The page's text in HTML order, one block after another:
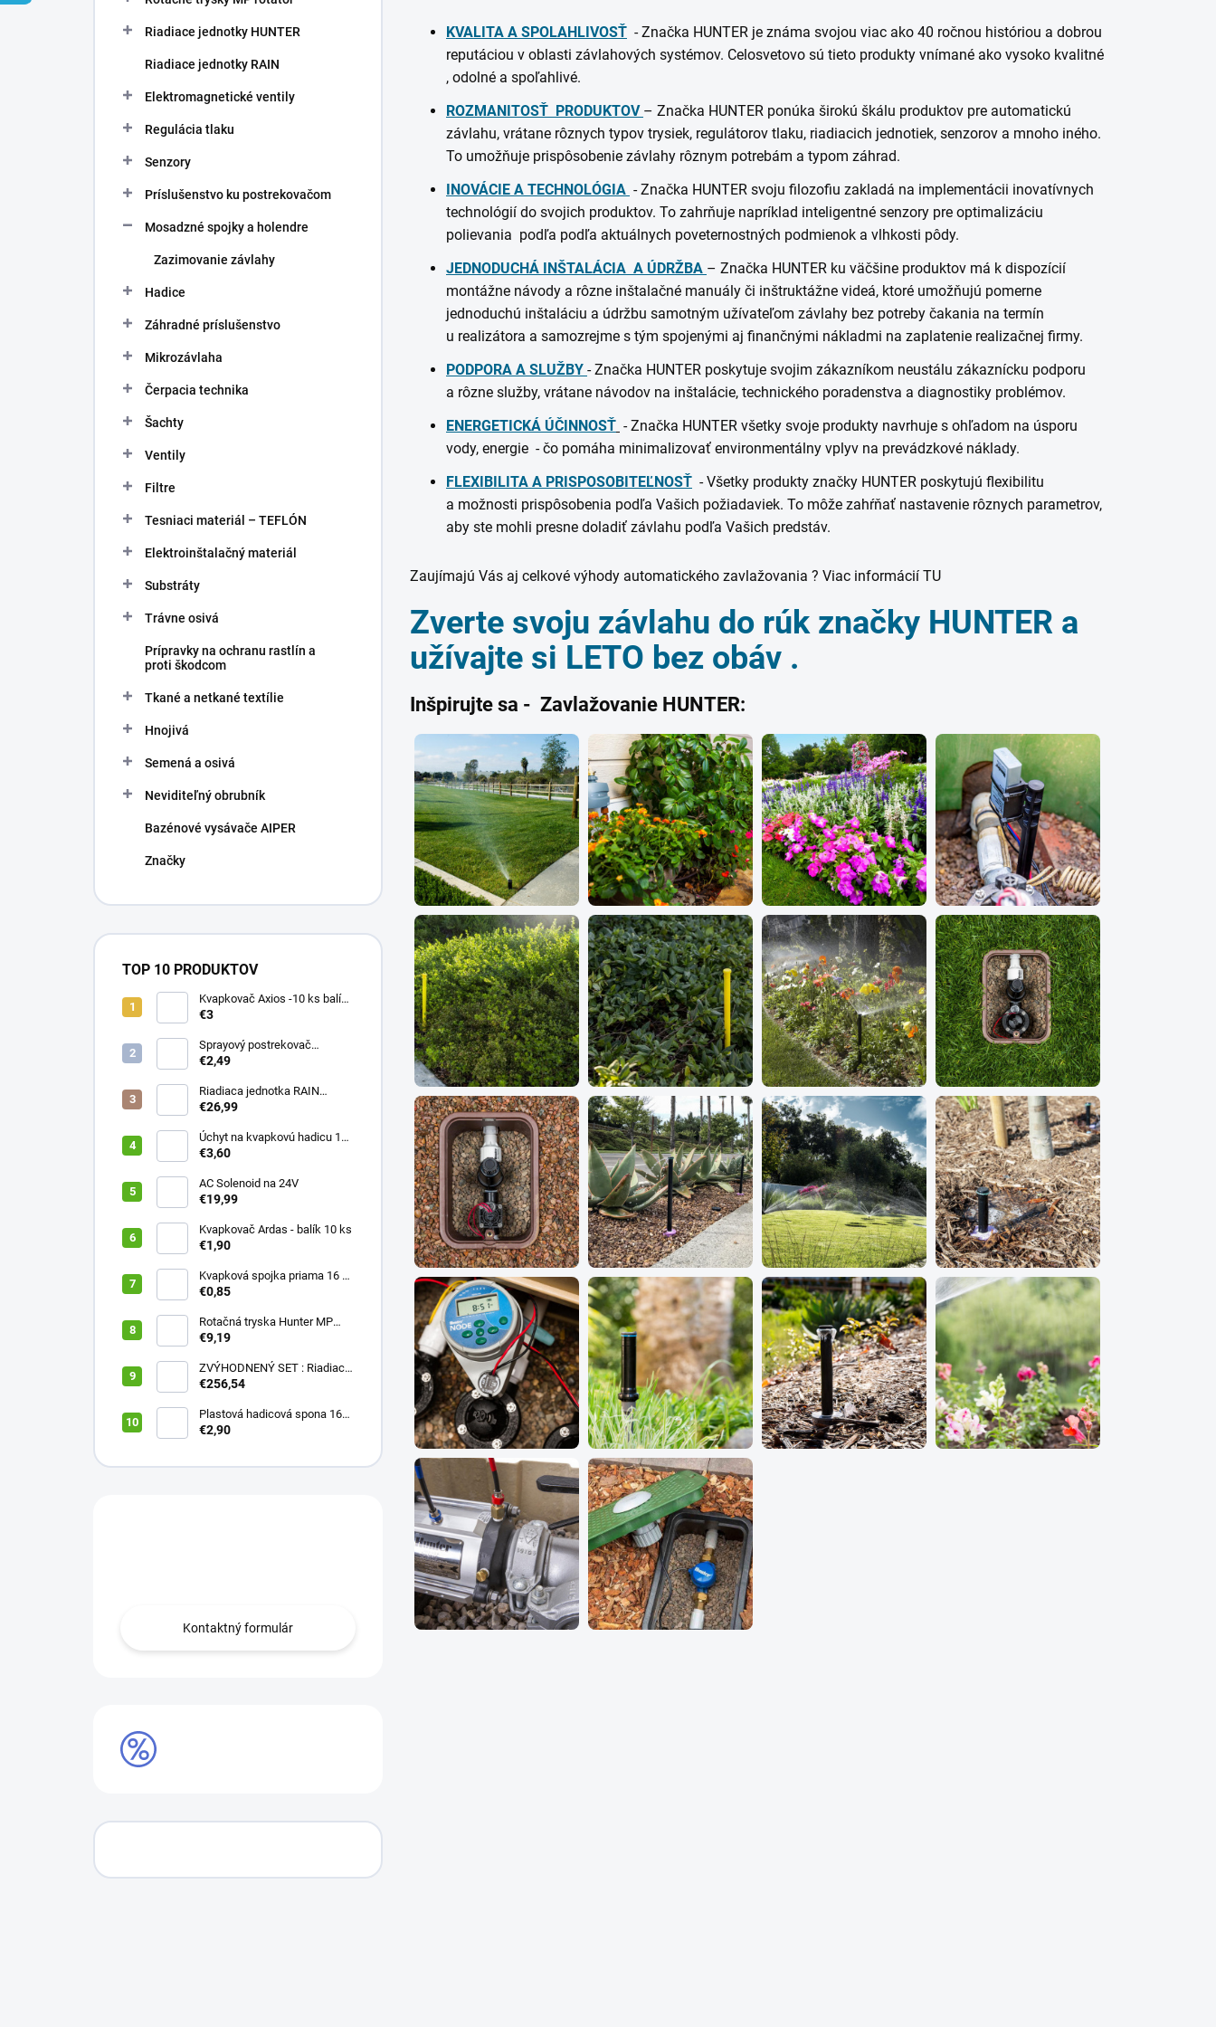
Riadiace jednotky HUNTER
Riadiace jednotky RAIN
Elektromagnetické ventily
Regulácia tlaku
Senzory
Príslušenstvo ku postrekovačom
Mosadzné spojky a holendre
Zazimovanie závlahy
Hadice
Záhradné príslušenstvo
Mikrozávlaha
Čerpacia technika
Šachty
Ventily
Filtre
Tesniaci materiál – TEFLÓN
Elektroinštalačný materiál
Substráty
Trávne osivá
Prípravky na ochranu rastlín a
proti škodcom
Tkané a netkané textílie
Hnojivá
Semená a osivá
Neviditeľný obrubník
Bazénové vysávače AIPER
Značky
TOP 10 PRODUKTOV
Kvapkovač Axios -10 ks balík,
prietok 4 l/h, regulácia tlaku
€3
Sprayový postrekovač
HUNTER Pro Spray 04
€2,49
Riadiaca jednotka RAIN
PRESSURE ZERO
€26,99
Úchyt na kvapkovú hadicu 16-
20 mm ČIERNY (balík 20 ks)
€3,60
AC Solenoid na 24V
€19,99
Kvapkovač Ardas - balík 10 ks
€1,90
Kvapková spojka priama 16 x
16 (balík 10 ks)
€0,85
Rotačná tryska Hunter MP
2000 90
€9,19
ZVÝHODNENÝ SET : Riadiaca
jednotka X2 401E + WAND
€256,54
Plastová hadicová spona 16
mm (balík 10 ks)
€2,90
Kontaktný formulár
KVALITA A SPOLAHLIVOSŤ - Značka HUNTER je známa svojou viac ako 40 ročnou históriou a dobrou
reputáciou v oblasti závlahových systémov. Celosvetovo sú tieto produkty vnímané ako vysoko kvalitné
, odolné a spoľahlivé.
ROZMANITOSŤ PRODUKTOV – Značka HUNTER ponúka širokú škálu produktov pre automatickú
závlahu, vrátane rôznych typov trysiek, regulátorov tlaku, riadiacich jednotiek, senzorov a mnoho iného.
To umožňuje prispôsobenie závlahy rôznym potrebám a typom záhrad.
INOVÁCIE A TECHNOLÓGIA - Značka HUNTER svoju filozofiu zakladá na implementácii inovatívnych
technológií do svojich produktov. To zahrňuje napríklad inteligentné senzory pre optimalizáciu
polievania podľa podľa aktuálnych poveternostných podmienok a vlhkosti pôdy.
JEDNODUCHÁ INŠTALÁCIA A ÚDRŽBA – Značka HUNTER ku väčšine produktov má k dispozícií
montážne návody a rôzne inštalačné manuály či inštruktážne videá, ktoré umožňujú pomerne
jednoduchú inštaláciu a údržbu samotným užívateľom závlahy bez potreby čakania na termín
u realizátora a samozrejme s tým spojenými aj finančnými nákladmi na zaplatenie realizačnej firmy.
PODPORA A SLUŽBY - Značka HUNTER poskytuje svojim zákazníkom neustálu zákaznícku podporu
a rôzne služby, vrátane návodov na inštalácie, technického poradenstva a diagnostiky problémov.
ENERGETICKÁ ÚČINNOSŤ - Značka HUNTER všetky svoje produkty navrhuje s ohľadom na úsporu
vody, energie - čo pomáha minimalizovať environmentálny vplyv na prevádzkové náklady.
FLEXIBILITA A PRISPOSOBITEĽNOSŤ - Všetky produkty značky HUNTER poskytujú flexibilitu
a možnosti prispôsobenia podľa Vašich požiadaviek. To môže zahŕňať nastavenie rôznych parametrov,
aby ste mohli presne doladiť závlahu podľa Vašich predstáv.
Zaujímajú Vás aj celkové výhody automatického zavlažovania ? Viac informácií TU
Zverte svoju závlahu do rúk značky HUNTER a
užívajte si LETO bez obáv .
Inšpirujte sa - Zavlažovanie HUNTER: